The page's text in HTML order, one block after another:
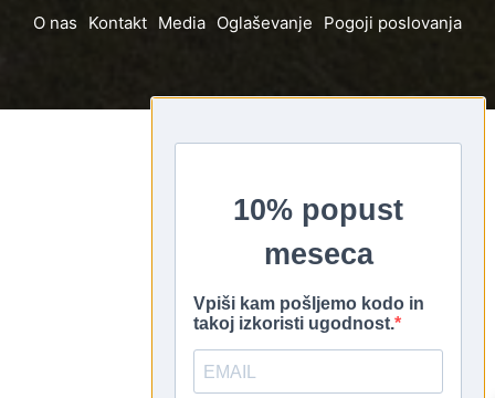
O nas Kontakt Media Oglaševanje Pogoji poslovanja